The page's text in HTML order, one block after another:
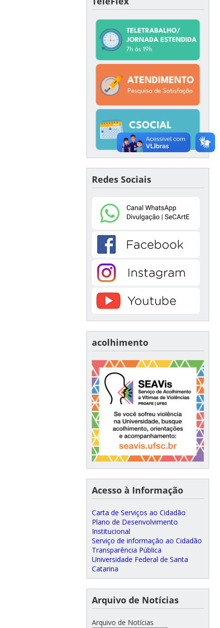
Redes Sociais
acolhimento
Acesso à Informação
Carta de Serviços ao Cidadão
Plano de Desenvolvimento
Institucional
Serviço de informação ao Cidadão
Transparência Pública
Universidade Federal de Santa
Catarina
Arquivo de Notícias
Arquivo de Notícias